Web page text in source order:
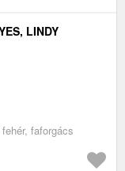
LINDY
faforgács